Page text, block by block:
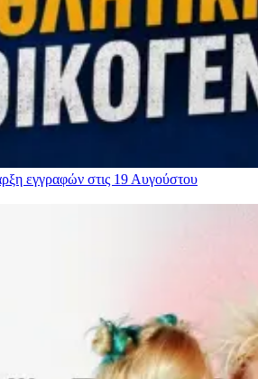
εγγραφών στις 19 Αυγούστου